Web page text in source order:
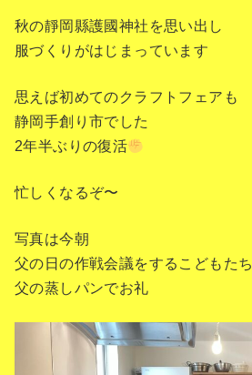
秋の靜岡縣護國神社を思い出し
服づくりがはじまっています
思えば初めてのクラフトフェアも
静岡手創り市でした
2年半ぶりの復活
忙しくなるぞ〜
写真は今朝
父の日の作戦会議をするこどもたち
父の蒸しパンでお礼